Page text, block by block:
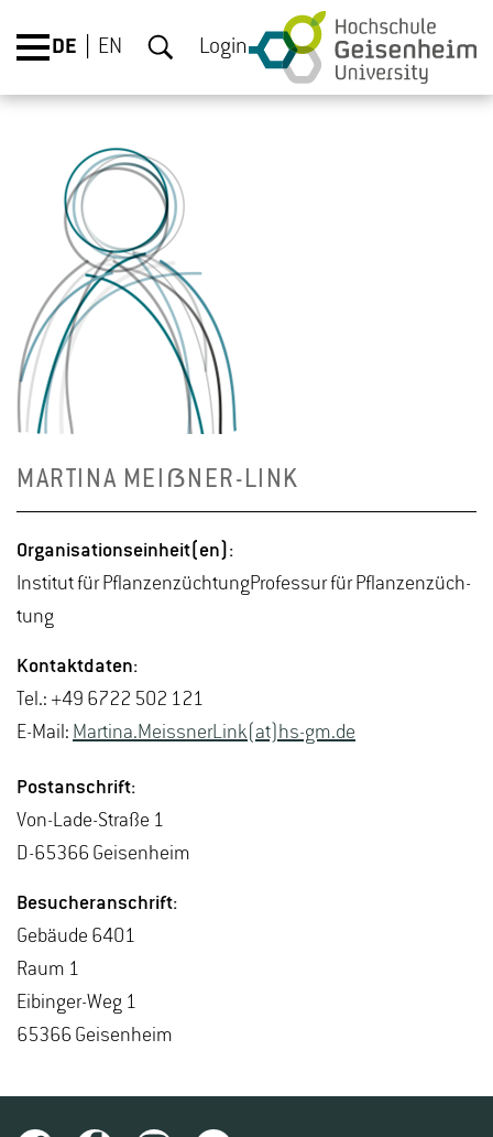
DE EN Login
MAR­TI­NA MEIẞ­NER-LINK
Or­ga­ni­sa­ti­ons­ein­heit(en):
In­sti­tut für Pflan­zen­züch­tung­Pro­fes­sur für Pflan­zen­züch­
tung
Kon­takt­da­ten:
Tel.: +49 6722 502 121
E-Mail: Mar­ti­na.Meiss­ner­Link(at)hs-​gm.​de
Post­an­schrift:
Von-La­de-Stra­ße 1
D-65366 Gei­sen­heim
Be­su­cher­an­schrift:
Ge­bäu­de 6401
Raum 1
Ei­bin­ger-Weg 1
65366 Gei­sen­heim